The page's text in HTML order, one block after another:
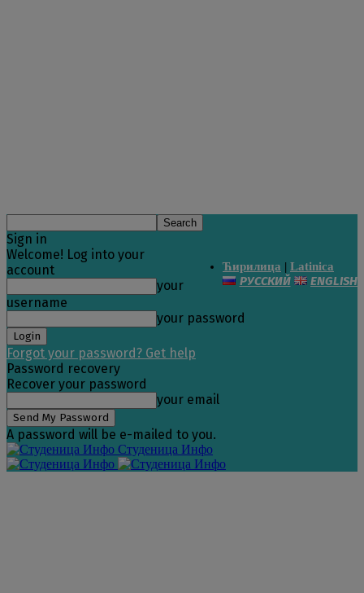
Ћирилица | Latinica
РУССКИЙ ENGLISH
Sign in
Welcome! Log into your
account
your
username
your password
Forgot your password? Get help
Password recovery
Recover your password
your email
A password will be e-mailed to you.
Студеница Инфо